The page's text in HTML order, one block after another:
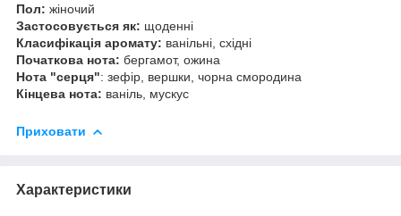
Пол: жіночий
Застосовується як: щоденні
Класифікація аромату: ванільні, східні
Початкова нота: бергамот, ожина
Нота "серця": зефір, вершки, чорна смородина
Кінцева нота: ваніль, мускус
Приховати
Характеристики